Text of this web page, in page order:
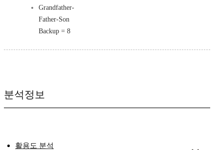
Grandfather-
Father-Son
Backup = 8
분석정보
활용도 분석